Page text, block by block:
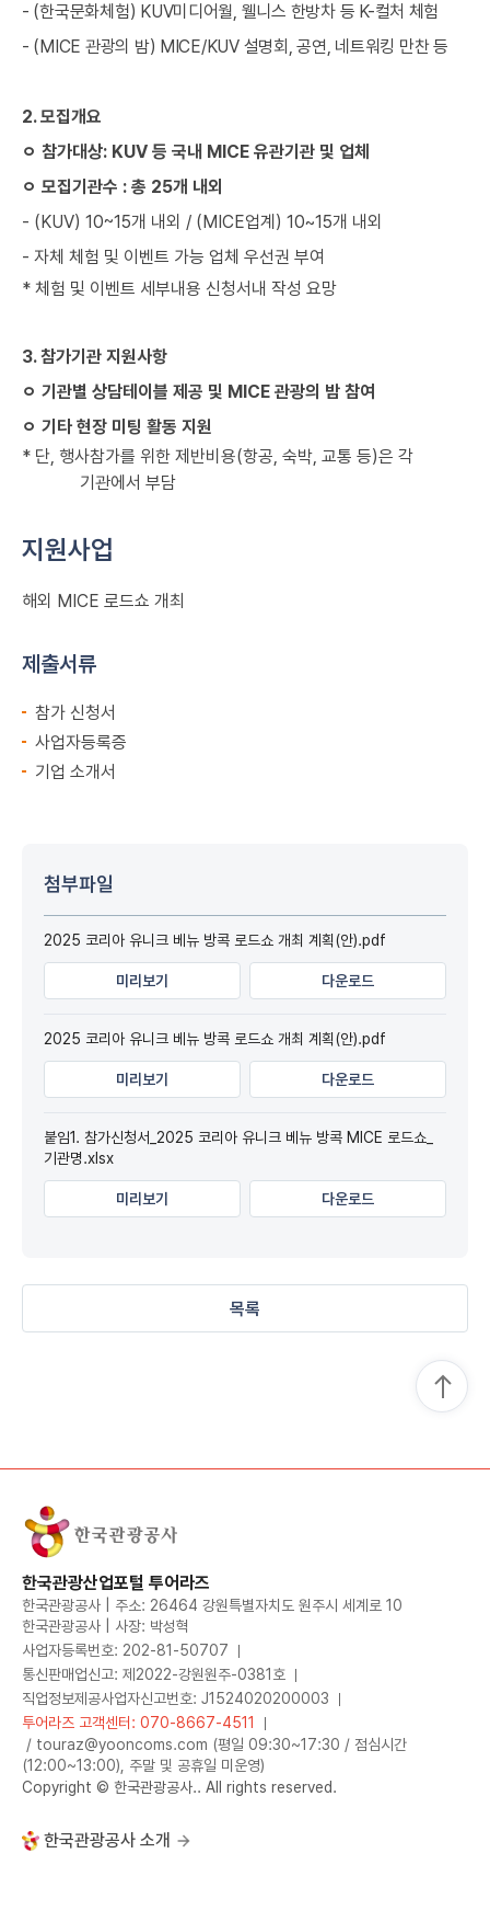
- (한국문화체험) KUV미디어월, 웰니스 한방차 등 K-컬처 체험
- (MICE 관광의 밤) MICE/KUV 설명회 ,공연, 네트워킹 만찬 등
2.모집개요
ㅇ 참가대상: KUV 등 국내 MICE 유관기관 및 업체
ㅇ 모집기관수 : 총 25개 내외
- (KUV) 10~15개 내외 / (MICE업계 ) 10~15개 내외
- 자체 체험 및 이벤트 가능 업체 우선권 부여
* 체험 및 이벤트 세부내용 신청서내 작성 요망
3.참가기관 지원사항
ㅇ 기관별 상담테이블 제공 및 MICE 관광의 밤 참여
ㅇ 기타 현장 미팅 활동 지원
* 단, 행사참가를 위한 제반비용(항공, 숙박, 교통 등)은 각
기관에서 부담
지원사업
해외 MICE 로드쇼 개최
제출서류
참가 신청서
사업자등록증
기업 소개서
첨부파일
2025 코리아 유니크 베뉴 방콕 로드쇼 개최 계획(안).pdf
미리보기 다운로드
2025 코리아 유니크 베뉴 방콕 로드쇼 개최 계획(안).pdf
미리보기 다운로드
붙임1. 참가신청서_2025 코리아 유니크 베뉴 방콕 MICE 로드쇼_
기관명.xlsx
미리보기 다운로드
목록
한국관광산업포털 투어라즈
한국관광공사 | 주소: 26464 강원특별자치도 원주시 세계로 10
한국관광공사 | 사장: 박성혁
사업자등록번호: 202-81-50707
통신판매업신고: 제2022-강원원주-0381호
직업정보제공사업자신고번호: J1524020200003
투어라즈 고객센터: 070-8667-4511
/ touraz@yooncoms.com (평일 09:30~17:30 / 점심시간
(12:00~13:00), 주말 및 공휴일 미운영)
Copyright © 한국관광공사.. All rights reserved.
한국관광공사 소개